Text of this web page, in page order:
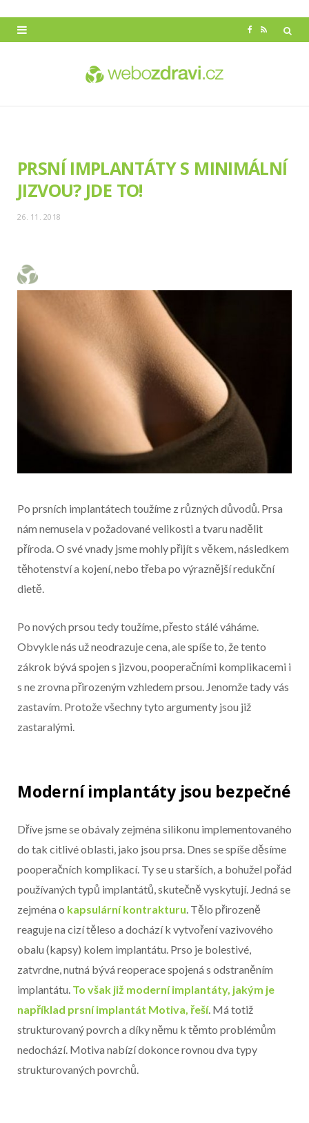
R
PRSNÍ IMPLANTÁTY S MINIMÁLNÍ
JIZVOU? JDE TO!
26. 11. 2018
Po prsních implantátech toužíme z různých důvodů. Prsa
nám nemusela v požadované velikosti a tvaru nadělit
příroda. O své vnady jsme mohly přijít s věkem, následkem
těhotenství a kojení, nebo třeba po výraznější redukční
dietě.
Začátek reklamy
Konec reklamy
Po nových prsou tedy toužíme, přesto stálé váháme.
Obvykle nás už neodrazuje cena, ale spíše to, že tento
zákrok bývá spojen s jizvou, pooperačními komplikacemi i
s ne zrovna přirozeným vzhledem prsou. Jenomže tady vás
zastavím. Protože všechny tyto argumenty jsou již
zastaralými.
Moderní implantáty jsou bezpečné
Dříve jsme se obávaly zejména silikonu implementovaného
do tak citlivé oblasti, jako jsou prsa. Dnes se spíše děsíme
pooperačních komplikací. Ty se u starších, a bohužel pořád
používaných typů implantátů, skutečně vyskytují. Jedná se
zejména o kapsulární kontrakturu. Tělo přirozeně
reaguje na cizí těleso a dochází k vytvoření vazivového
obalu (kapsy) kolem implantátu. Prso je bolestivé,
zatvrdne, nutná bývá reoperace spojená s odstraněním
implantátu. To však již moderní implantáty, jakým je
například prsní implantát Motiva, řeší. Má totiž
strukturovaný povrch a díky němu k těmto problémům
nedochází. Motiva nabízí dokonce rovnou dva typy
strukturovaných povrchů.